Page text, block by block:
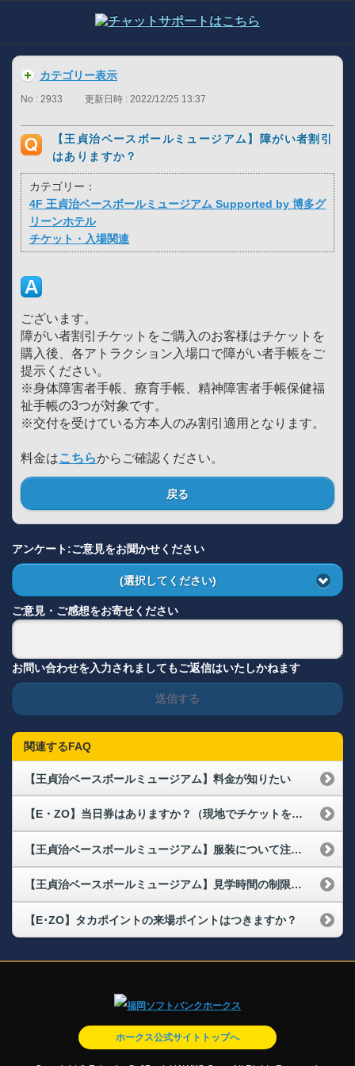
カテゴリー表示
No : 2933 更新日時 : 2022/12/25 13:37
【王貞治ベースボールミュージアム】障がい者割引
はありますか？
カテゴリー：
4F 王貞治ベースボールミュージアム Supported by 博多グ
リーンホテル
チケット・入場関連
ございます。
障がい者割引チケットをご購入のお客様はチケットを
購入後、各アトラクション入場口で障がい者手帳をご
提示ください。
※身体障害者手帳、療育手帳、精神障害者手帳保健福
祉手帳の3つが対象です。
※交付を受けている方本人のみ割引適用となります。
料金はこちらからご確認ください。
戻る
アンケート:ご意見をお聞かせください
(選択してください)
ご意見・ご感想をお寄せください
お問い合わせを入力されましてもご返信はいたしかねます
送信する
関連するFAQ
【王貞治ベースボールミュージアム】料金が知りたい
【E・ZO】当日券はありますか？（現地でチケットを購入できますか？）
【王貞治ベースボールミュージアム】服装について注意点はありますか？
【王貞治ベースボールミュージアム】見学時間の制限はありますか？
【E･ZO】タカポイントの来場ポイントはつきますか？
ホークス公式サイトトップへ